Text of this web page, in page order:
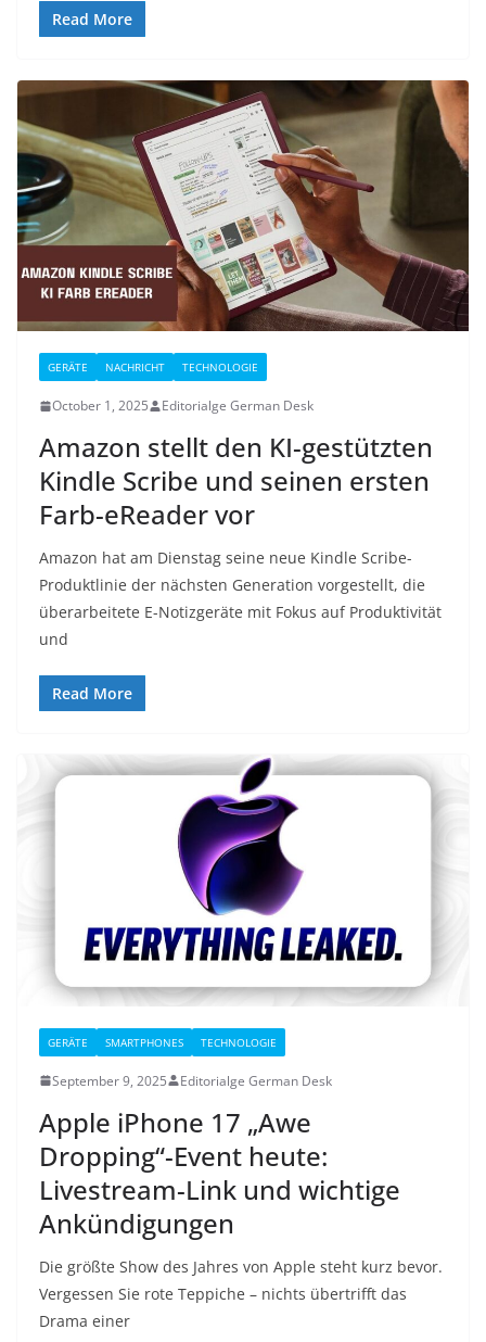
Read More
GERÄTE NACHRICHT TECHNOLOGIE
October 1, 2025 Editorialge German Desk
Amazon stellt den KI-gestützten
Kindle Scribe und seinen ersten
Farb-eReader vor
Amazon hat am Dienstag seine neue Kindle Scribe-
Produktlinie der nächsten Generation vorgestellt, die
überarbeitete E-Notizgeräte mit Fokus auf Produktivität
und
Read More
GERÄTE SMARTPHONES TECHNOLOGIE
September 9, 2025 Editorialge German Desk
Apple iPhone 17 „Awe
Dropping“-Event heute:
Livestream-Link und wichtige
Ankündigungen
Die größte Show des Jahres von Apple steht kurz bevor.
Vergessen Sie rote Teppiche – nichts übertrifft das
Drama einer